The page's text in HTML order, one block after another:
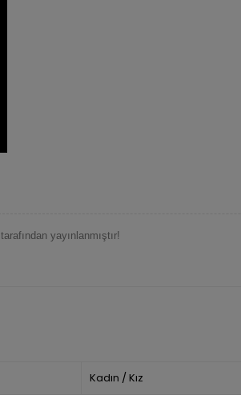
tarafından yayınlanmıştır!
Kadın / Kız